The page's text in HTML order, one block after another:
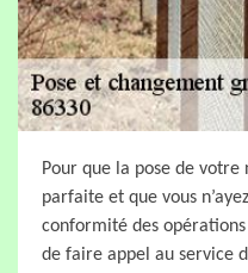
Pour que la pose de
parfaite et que vous
conformité des opérations
de faire appel au service